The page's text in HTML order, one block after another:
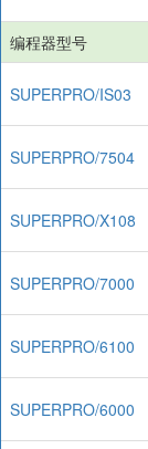
编程器型号
SUPERPRO/IS03
SUPERPRO/7504
SUPERPRO/X108
SUPERPRO/7000
SUPERPRO/6100
SUPERPRO/6000